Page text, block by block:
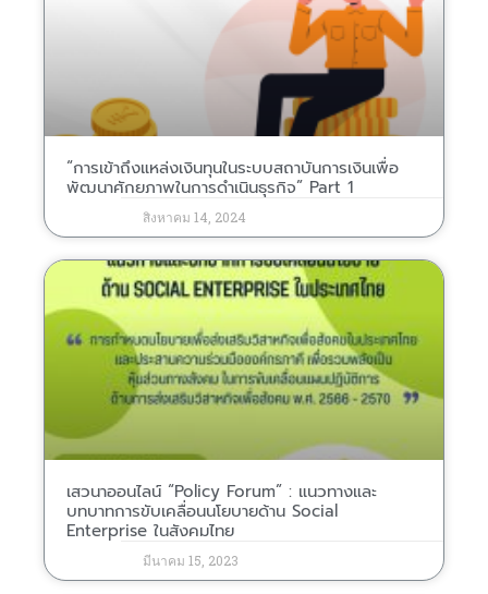
“การเข้าถึงแหล่งเงินทุนในระบบสถาบันการเงินเพื่อ
พัฒนาศักยภาพในการดำเนินธุรกิจ” Part 1
สิงหาคม 14, 2024
เสวนาออนไลน์ “Policy Forum” : แนวทางและ
บทบาทการขับเคลื่อนนโยบายด้าน Social
Enterprise ในสังคมไทย
มีนาคม 15, 2023